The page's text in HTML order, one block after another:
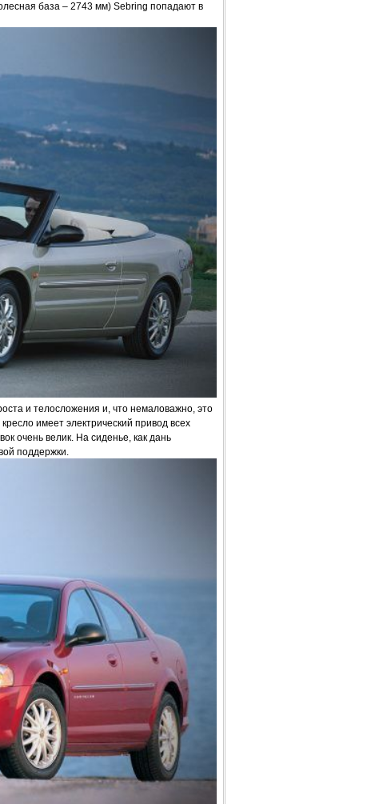
база – 2743 мм) Sebring попадают в
и телосложения и, что немаловажно, это
имеет электрический привод всех
очень велик. На сиденье, как дань
поддержки.